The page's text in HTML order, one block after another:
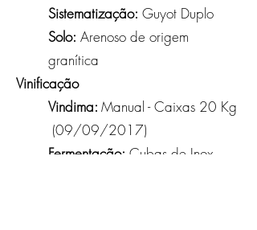
Sistematização: Guyot Duplo
Solo: Arenoso de origem
granítica
Vinificação
Vindima: Manual - Caixas 20 Kg
(09/09/2017)
Fermentação: Cubas de Inox